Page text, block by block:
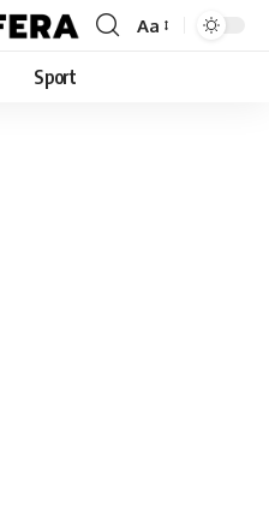
Font
Aa
Sport